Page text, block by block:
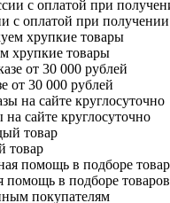
с оплатой при получении
хрупкие товары
от 30 000 рублей
сайте круглосуточно
товар
помощь в подборе товаров